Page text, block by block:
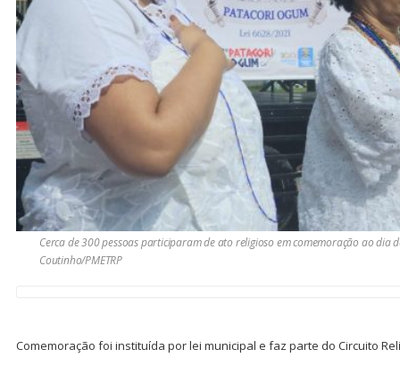
Cerca de 300 pessoas participaram de ato religioso em comemoração ao dia
Coutinho/PMETRP
Comemoração foi instituída por lei municipal e faz parte do Circuito